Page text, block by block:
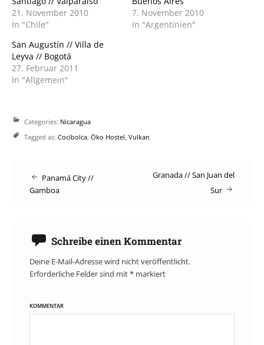
21. November 2010
In "Chile"
7. November 2010
In "Argentinien"
San Augustín // Villa de
Leyva // Bogotá
27. Februar 2011
In "Allgemein"
Categories: Nicaragua
Tagged as: Cocibolca, Öko Hostel, Vulkan
Post
navigation
Panamá City //
Gamboa
Granada // San Juan del
Sur
Schreibe einen Kommentar
Deine E-Mail-Adresse wird nicht veröffentlicht.
Erforderliche Felder sind mit* markiert
KOMMENTAR